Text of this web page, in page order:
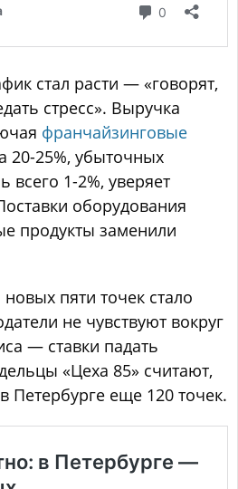
стал расти — «говорят,
стресс». Выручка
франчайзинговые
20-25%, убыточных
всего 1-2%, уверяет
оборудования
продукты заменили
пяти точек стало
не чувствуют вокруг
— ставки падать
«Цеха 85» считают,
Петербурге еще 120 точек.